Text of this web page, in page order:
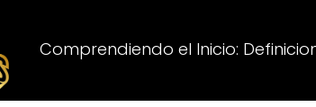
Comprendiendo el Inicio: